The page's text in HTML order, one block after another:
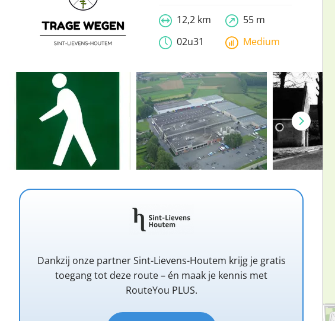
12,2 km
55 m
02u31
Medium
Dankzij onze partner Sint-Lievens-Houtem krijg je gratis
toegang tot deze route – én maak je kennis met
RouteYou PLUS.